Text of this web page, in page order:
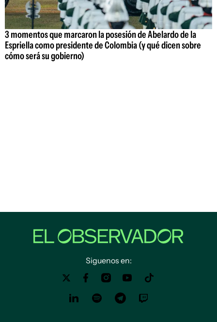
3 momentos que marcaron la posesión de Abelardo de la
Espriella como presidente de Colombia (y qué dicen sobre
cómo será su gobierno)
Siguenos en: